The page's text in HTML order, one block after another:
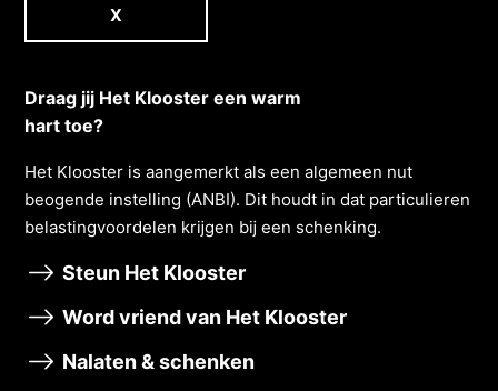
X
Draag jij Het Klooster een warm
hart toe?
Het Klooster is aangemerkt als een algemeen nut
beogende instelling (ANBI). Dit houdt in dat particulieren
belastingvoordelen krĳgen bĳ een schenking.
Steun Het Klooster
Word vriend van Het Klooster
Nalaten & schenken